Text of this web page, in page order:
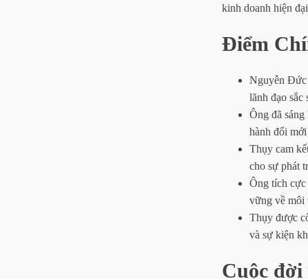
kinh doanh hiện
Điểm
Nguyễn Đức
lãnh đạo sắc
Ông đã
hành đổi
Thụy cam
cho sự phát
Ông tích cực
vững về môi
Thụy được
và sự kiện
Cuộc đời